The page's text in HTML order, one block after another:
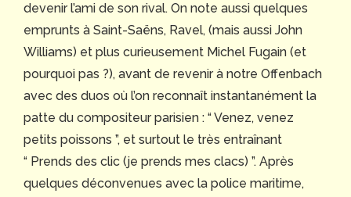
devenir l’ami de son rival. On note aussi quelques
emprunts à Saint-Saëns, Ravel, (mais aussi John
Williams) et plus curieusement Michel Fugain (et
pourquoi pas ?), avant de revenir à notre Offenbach
avec des duos où l’on reconnaît instantanément la
patte du compositeur parisien : “Venez, venez
petits poissons ”, et surtout le très entraînant
“ Prends des clic (je prends mes clacs) ”. Après
quelques déconvenues avec la police maritime,